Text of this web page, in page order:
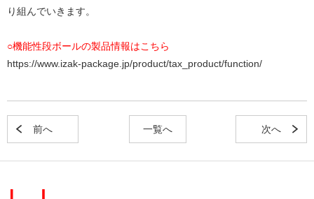
り組んでいきます。
○機能性段ボールの製品情報はこちら
https://www.izak-package.jp/product/tax_product/function/
前へ 一覧へ 次へ